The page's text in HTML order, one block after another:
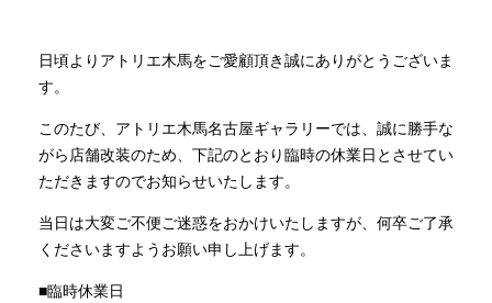
MOKUBA について
商品情報
直営店
イベント
日頃よりアトリエ木馬をご愛顧頂き誠にありがとうございま
す。
このたび、アトリエ木馬名古屋ギャラリーでは、誠に勝手な
がら店舗改装のため、下記のとおり臨時の休業日とさせてい
ただきますのでお知らせいたします。
当日は大変ご不便ご迷惑をおかけいたしますが、何卒ご了承
くださいますようお願い申し上げます。
■臨時休業日